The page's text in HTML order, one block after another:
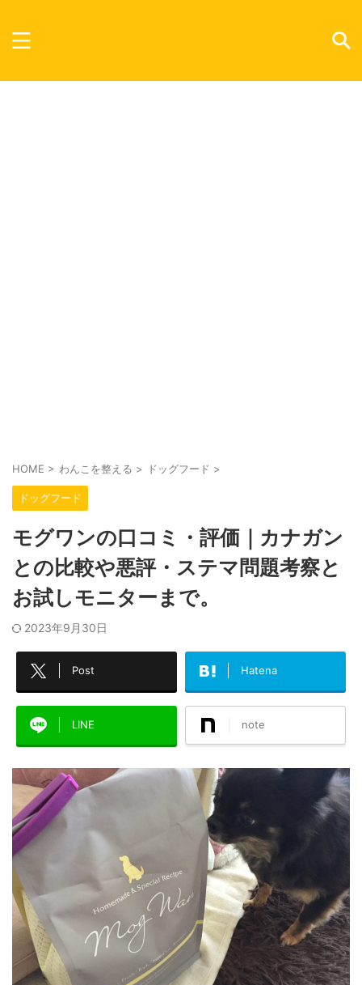
HOME > わんこを整える > ドッグフード >
ドッグフード
モグワンの口コミ・評価｜カナガン
との比較や悪評・ステマ問題考察と
お試しモニターまで。
2023年9月30日
Post Hatena
LINE note